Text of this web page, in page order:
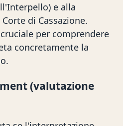
e alla
di Cassazione.
per comprendere
concretamente la
(valutazione